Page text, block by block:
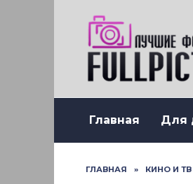
Главная Для
ГЛАВНАЯ » КИНО И ТВ